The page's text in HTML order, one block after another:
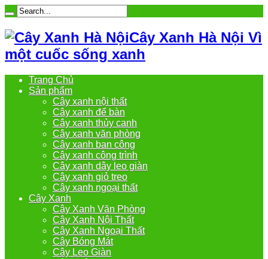
Cây Xanh Hà Nội Vì
một cuốc sống xanh
Trang Chủ
Sản phẩm
Cây xanh nội thất
Cây xanh để bàn
Cây xanh thủy canh
Cây xanh văn phòng
Cây xanh ban công
Cây xanh công trình
Cây xanh dây leo giàn
Cây xanh giỏ treo
Cây xanh ngoại thất
Cây Xanh
Cây Xanh Văn Phòng
Cây Xanh Nội Thất
Cây Xanh Ngoại Thất
Cây Bóng Mát
Cây Leo Giàn